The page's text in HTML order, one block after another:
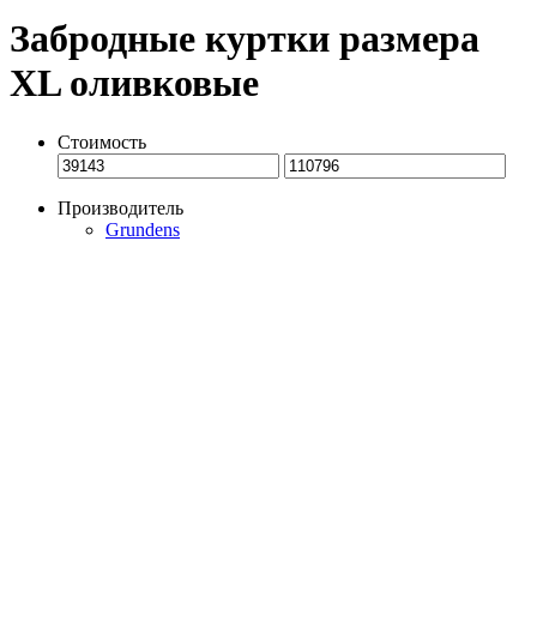
Забродные куртки размера
XL оливковые
Стоимость
Производитель
Grundens